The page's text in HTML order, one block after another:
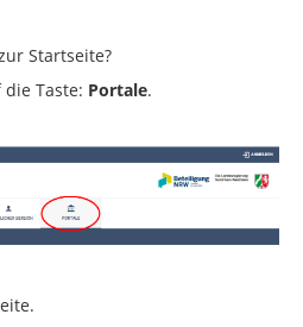
Startseite?
Taste: Portale.